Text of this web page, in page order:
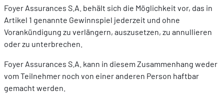
Foyer Assurances S.A. behält sich die Möglichkeit vor, das in
Artikel 1 genannte Gewinnspiel jederzeit und ohne
Vorankündigung zu verlängern, auszusetzen, zu annullieren
oder zu unterbrechen.
Foyer Assurances S.A. kann in diesem Zusammenhang weder
vom Teilnehmer noch von einer anderen Person haftbar
gemacht werden.